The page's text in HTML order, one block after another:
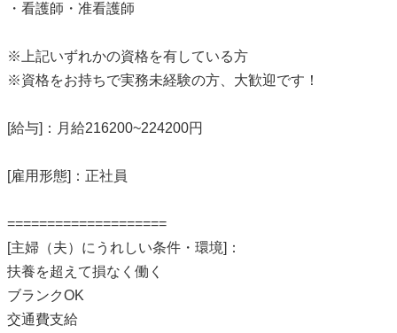
・看護師・准看護師
※上記いずれかの資格を有している方
※資格をお持ちで実務未経験の方、大歓迎です！
[給与]：月給216200~224200円
[雇用形態]：正社員
====================
[主婦（夫）にうれしい条件・環境]：
扶養を超えて損なく働く
ブランクOK
交通費支給